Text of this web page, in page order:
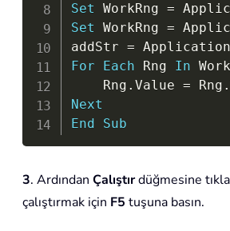
Set WorkRng =
Set WorkRng =
addStr = Application
For
Each Rng In
    Rng
. Value = Rng .
Next
End
Sub
3. Ardından Çalıştırdüğmesine
çalıştırmak için F5 tuşuna basın.